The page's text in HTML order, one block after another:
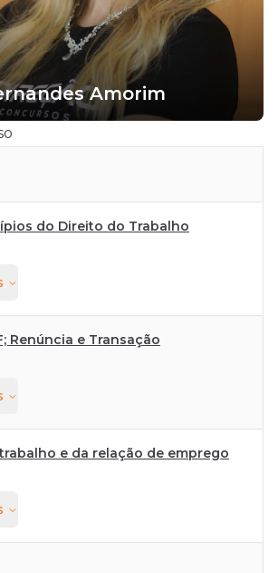
Amorim
do Direito do Trabalho
Renúncia e Transação
e da relação de emprego